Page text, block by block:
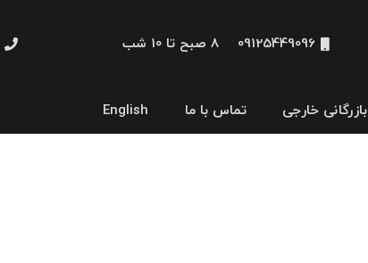
09125449096 8 صبح تا 10 شب
بازرگانی خارجی تماس با ما English